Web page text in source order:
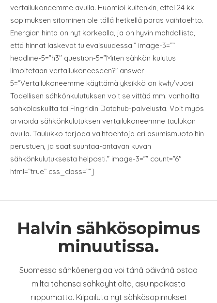
vertailukoneemme avulla. Huomioi kuitenkin, ettei 24 kk
sopimuksen sitominen ole tällä hetkellä paras vaihtoehto.
Energian hinta on nyt korkealla, ja on hyvin mahdollista,
että hinnat laskevat tulevaisuudessa.” image-3=””
headline-5=”h3″ question-5=”Miten sähkön kulutus
ilmoitetaan vertailukoneeseen?” answer-
5=”Vertailukoneemme käyttämä yksikkö on kwh/vuosi.
Todellisen sähkönkulutuksen voit selvittää mm. vanhoilta
sähkölaskuilta tai Fingridin Datahub-palvelusta. Voit myös
arvioida sähkönkulutuksen vertailukoneemme taulukon
avulla. Taulukko tarjoaa vaihtoehtoja eri asumismuotoihin
perustuen, ja saat suuntaa-antavan kuvan
sähkönkulutuksesta helposti.” image-3=”” count=”6″
html=”true” css_class=””]
Halvin sähkösopimus
minuutissa.
Suomessa sähköenergiaa voi tänä päivänä ostaa
miltä tahansa sähköyhtiöltä, asuinpaikasta
riippumatta. Kilpailuta nyt sähkösopimukset